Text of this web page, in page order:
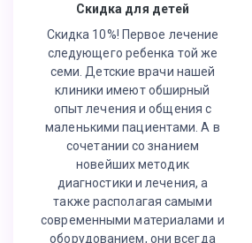
Скидка для детей
Скидка 10%! Первое лечение
следующего ребенка той же
семи. Детские врачи нашей
клиники имеют обширный
опыт лечения и общения с
маленькими пациентами. А в
сочетании со знанием
новейших методик
диагностики и лечения, а
также располагая самыми
современными материалами и
оборудованием, они всегда